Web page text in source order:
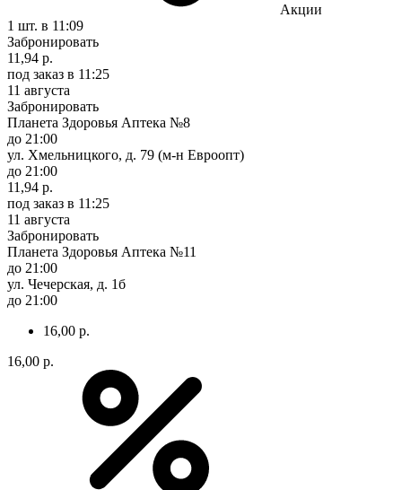
Акции
1 шт. в 11:09
Забронировать
11,94 р.
под заказ в 11:25
11 августа
Забронировать
Планета Здоровья Аптека №8
до 21:00
ул. Хмельницкого, д. 79 (м-н Евроопт)
до 21:00
11,94 р.
под заказ в 11:25
11 августа
Забронировать
Планета Здоровья Аптека №11
до 21:00
ул. Чечерская, д. 1б
до 21:00
16,00 р.
16,00 р.